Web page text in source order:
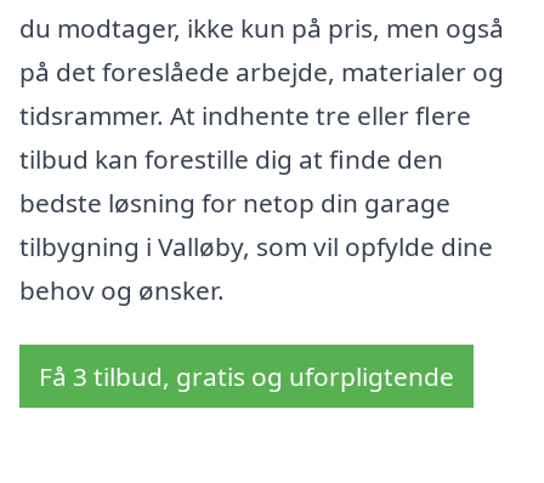
du modtager, ikke kun på pris, men også
på det foreslåede arbejde, materialer og
tidsrammer. At indhente tre eller flere
tilbud kan forestille dig at finde den
bedste løsning for netop din garage
tilbygning i Valløby, som vil opfylde dine
behov og ønsker.
Få 3 tilbud, gratis og uforpligtende